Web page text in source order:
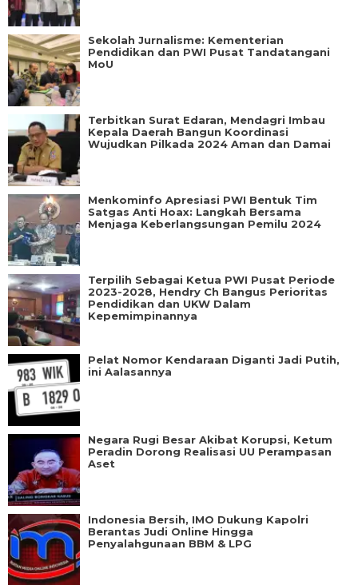
Sekolah Jurnalisme: Kementerian
Pendidikan dan PWI Pusat Tandatangani
MoU
Terbitkan Surat Edaran, Mendagri Imbau
Kepala Daerah Bangun Koordinasi
Wujudkan Pilkada 2024 Aman dan Damai
Menkominfo Apresiasi PWI Bentuk Tim
Satgas Anti Hoax: Langkah Bersama
Menjaga Keberlangsungan Pemilu 2024
Terpilih Sebagai Ketua PWI Pusat Periode
2023-2028, Hendry Ch Bangus Perioritas
Pendidikan dan UKW Dalam
Kepemimpinannya
Pelat Nomor Kendaraan Diganti Jadi Putih,
ini Aalasannya
Negara Rugi Besar Akibat Korupsi, Ketum
Peradin Dorong Realisasi UU Perampasan
Aset
Indonesia Bersih, IMO Dukung Kapolri
Berantas Judi Online Hingga
Penyalahgunaan BBM & LPG